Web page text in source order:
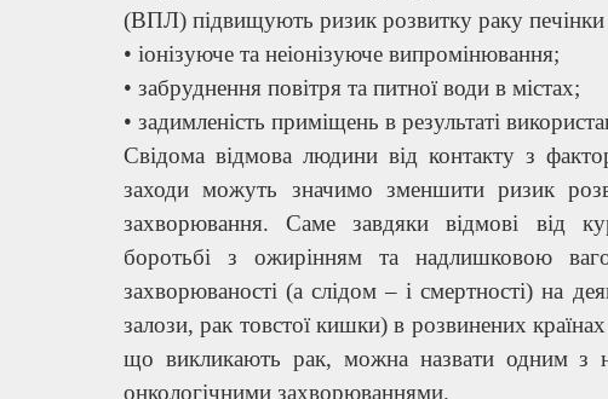
(ВПЛ) підвищують ризик розвитку раку печінки
• іонізуюче та неіонізуюче випромінювання;
• забруднення повітря та питної води в містах;
• задимленість приміщень в результаті
Свідома відмова людини від контакту з
заходи можуть значимо зменшити ризик
захворювання. Саме завдяки відмові від
боротьбі з ожирінням та надлишковою
захворюваності (а слідом – і смертності) на
залози, рак товстої кишки) в розвинених
що викликають рак, можна назвати одним з
онкологічними захворюваннями.